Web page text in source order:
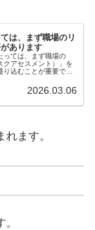
は、まず職場のリ
あります
っては、まず職場の
クアセスメント）」を
り込むことが重要で
2026.03.06
ます。